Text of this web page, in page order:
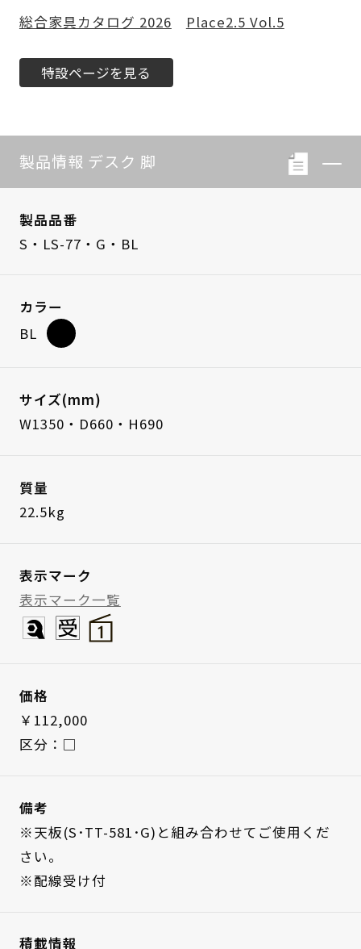
総合家具カタログ 2026 Place2.5 Vol.5
特設ページを見る
製品情報 デスク 脚
製品品番
S・LS-77・G・BL
カラー
BL
サイズ(mm)
W1350・D660・H690
質量
22.5kg
表示マーク
表示マーク一覧
価格
￥112,000
区分：□
備考
※天板(S･TT-581･G)と組み合わせてご使用くだ
さい。
※配線受け付
積載情報